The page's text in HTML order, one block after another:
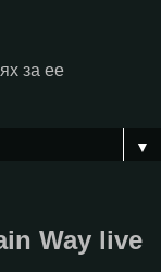
за ее
▼
Way live